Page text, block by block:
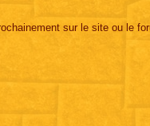
sur le site ou le